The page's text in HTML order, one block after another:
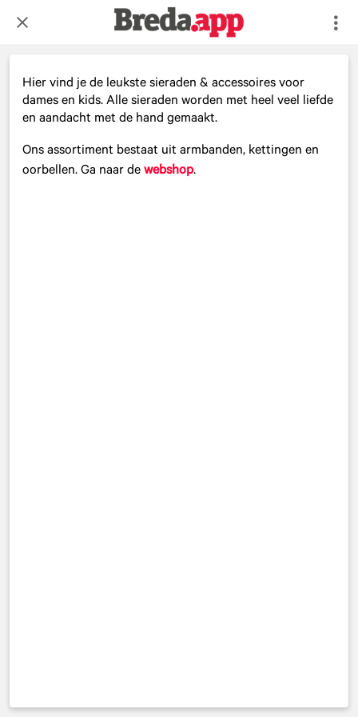
Hier vind je de leukste sieraden & accessoires voor
dames en kids. Alle sieraden worden met heel veel liefde
en aandacht met de hand gemaakt.
Ons assortiment bestaat uit armbanden, kettingen en
oorbellen. Ga naar de webshop.